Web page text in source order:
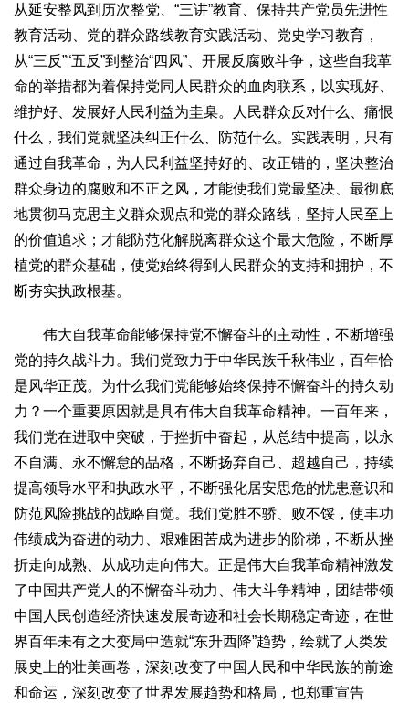
从延安整风到历次整党、“三讲”教育、保持共产党员先进性
教育活动、党的群众路线教育实践活动、党史学习教育，
从“三反”“五反”到整治“四风”、开展反腐败斗争，这些自我革
命的举措都为着保持党同人民群众的血肉联系，以实现好、
维护好、发展好人民利益为圭臬。人民群众反对什么、痛恨
什么，我们党就坚决纠正什么、防范什么。实践表明，只有
通过自我革命，为人民利益坚持好的、改正错的，坚决整治
群众身边的腐败和不正之风，才能使我们党最坚决、最彻底
地贯彻马克思主义群众观点和党的群众路线，坚持人民至上
的价值追求；才能防范化解脱离群众这个最大危险，不断厚
植党的群众基础，使党始终得到人民群众的支持和拥护，不
断夯实执政根基。
伟大自我革命能够保持党不懈奋斗的主动性，不断增强
党的持久战斗力。我们党致力于中华民族千秋伟业，百年恰
是风华正茂。为什么我们党能够始终保持不懈奋斗的持久动
力？一个重要原因就是具有伟大自我革命精神。一百年来，
我们党在进取中突破，于挫折中奋起，从总结中提高，以永
不自满、永不懈怠的品格，不断扬弃自己、超越自己，持续
提高领导水平和执政水平，不断强化居安思危的忧患意识和
防范风险挑战的战略自觉。我们党胜不骄、败不馁，使丰功
伟绩成为奋进的动力、艰难困苦成为进步的阶梯，不断从挫
折走向成熟、从成功走向伟大。正是伟大自我革命精神激发
了中国共产党人的不懈奋斗动力、伟大斗争精神，团结带领
中国人民创造经济快速发展奇迹和社会长期稳定奇迹，在世
界百年未有之大变局中造就“东升西降”趋势，绘就了人类发
展史上的壮美画卷，深刻改变了中国人民和中华民族的前途
和命运，深刻改变了世界发展趋势和格局，也郑重宣告